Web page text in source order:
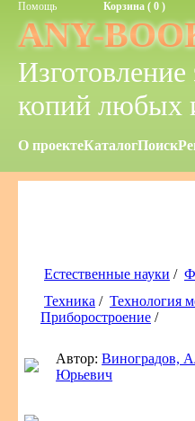
Помощь Корзина ( 0 )
ANY-
копий любых
О проектеКаталогПоиск
Естественные науки /
Техника / Технология
Приборостроение /
Автор:Виноградов,
Юрьевич